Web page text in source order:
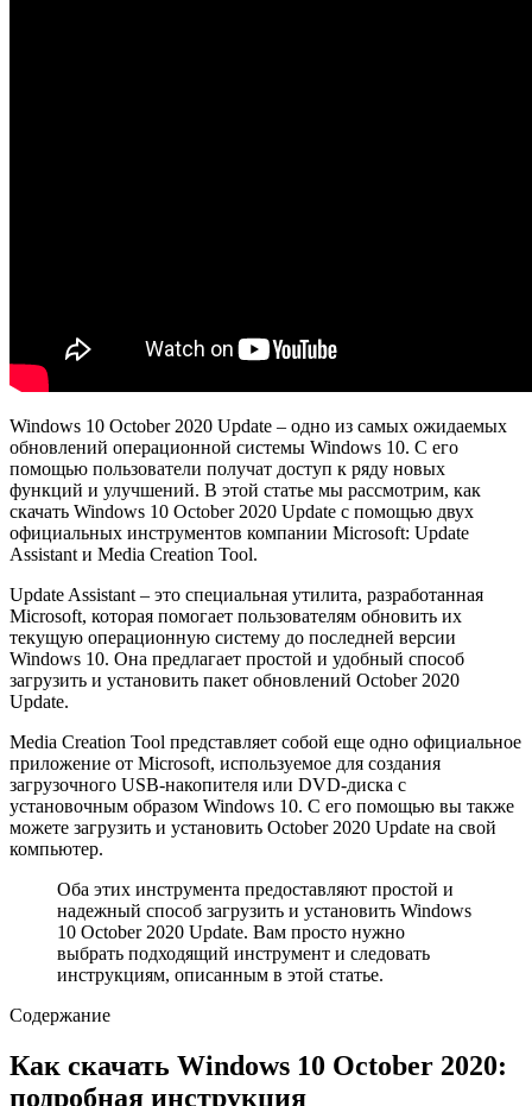
Windows 10 October 2020 Update – одно из самых ожидаемых
обновлений операционной системы Windows 10. С его
помощью пользователи получат доступ к ряду новых
функций и улучшений. В этой статье мы рассмотрим, как
скачать Windows 10 October 2020 Update с помощью двух
официальных инструментов компании Microsoft: Update
Assistant и Media Creation Tool.
Update Assistant – это специальная утилита, разработанная
Microsoft, которая помогает пользователям обновить их
текущую операционную систему до последней версии
Windows 10. Она предлагает простой и удобный способ
загрузить и установить пакет обновлений October 2020
Update.
Media Creation Tool представляет собой еще одно официальное
приложение от Microsoft, используемое для создания
загрузочного USB-накопителя или DVD-диска с
установочным образом Windows 10. С его помощью вы также
можете загрузить и установить October 2020 Update на свой
компьютер.
Оба этих инструмента предоставляют простой и
надежный способ загрузить и установить Windows
10 October 2020 Update. Вам просто нужно
выбрать подходящий инструмент и следовать
инструкциям, описанным в этой статье.
Содержание
Как скачать Windows 10 October 2020:
подробная инструкция